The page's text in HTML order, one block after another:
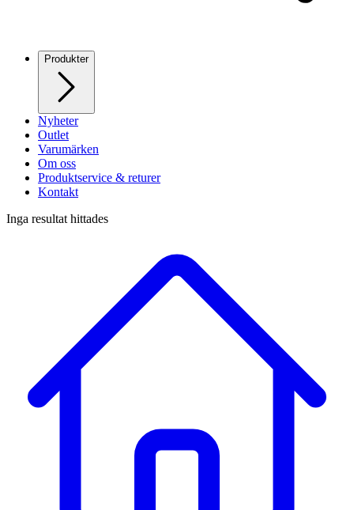
Produkter
Nyheter
Outlet
Varumärken
Om oss
Produktservice & returer
Kontakt
Inga resultat hittades